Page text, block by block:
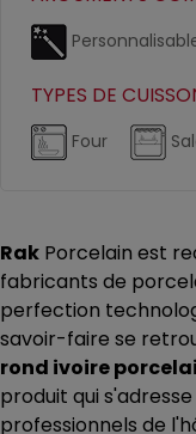
TYPES DE
Four
Rak Porcelain est
fabricants de
perfection
savoir-faire se
rond ivoire
produit qui
professionnels de